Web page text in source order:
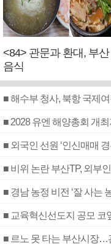
<84> 관문과 환대, 부
음식
■ 해수부 청사, 북항 국제
■ 2028 유엔 해양총회 개최
■ 외국인 선원 ‘인신매매
■ 비위 논란 부산TP, 외부
■ 경남 농정 비전 ‘잘 사는
■ 교육혁신선도지 공모 코
■ 르노 못 타는 부산시장…